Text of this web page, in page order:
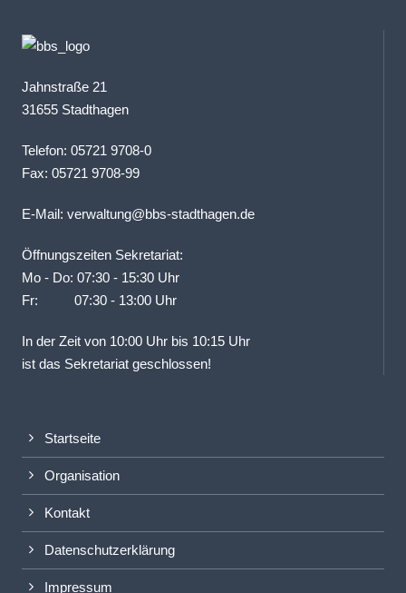
Jahnstraße 21
31655 Stadthagen
Telefon: 05721 9708-0
Fax: 05721 9708-99
E-Mail: verwaltung@bbs-stadthagen.de
Öffnungszeiten Sekretariat:
Mo - Do: 07:30 - 15:30 Uhr
Fr: 07:30 - 13:00 Uhr
In der Zeit von 10:00 Uhr bis 10:15 Uhr
ist das Sekretariat geschlossen!
Startseite
Organisation
Kontakt
Datenschutzerklärung
Impressum